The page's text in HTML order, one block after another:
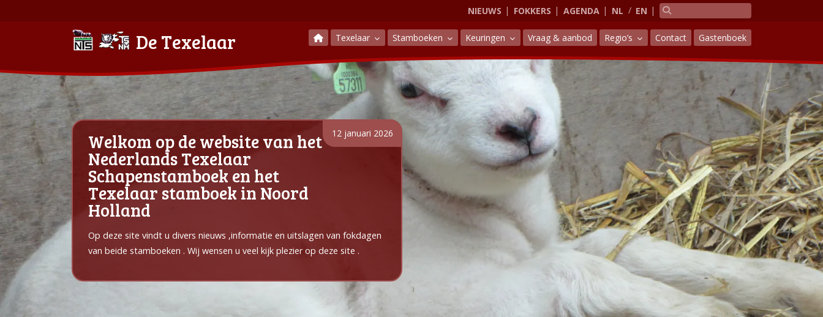
NIEUWS FOKKERS AGENDA NL EN
De Texelaar Texelaar Stamboeken Keuringen Vraag & aanbod Regio’s Contact Gastenboek
12 januari 2026
Welkom op de website van het
Nederlands Texelaar
Schapenstamboek en het
Texelaar stamboek in Noord
Holland
Op deze site vindt u divers nieuws ,informatie en uitslagen van fokdagen
van beide stamboeken . Wij wensen u veel kijk plezier op deze site .